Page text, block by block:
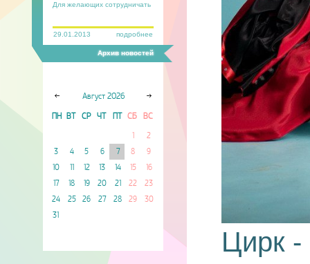
29.01.2013 подробнее
Для желающих сотрудничать
Архив новостей
Август 2026
ПН ВТ СР ЧТ СБ ВС
1
2
3
4 5 6 7 8
9
10
11 12 13 14 15
16
17
18 19 20 21 22
23
24
25 26 27 28 29
30
31
Цирк -